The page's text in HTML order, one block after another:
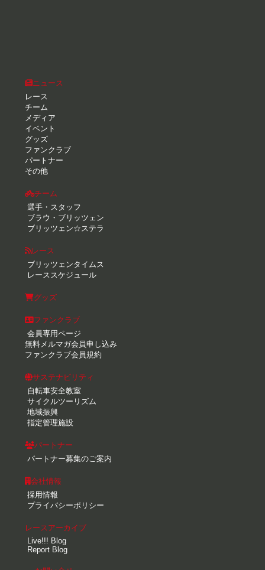
ニュース
レース
チーム
メディア
イベント
グッズ
ファンクラブ
パートナー
その他
チーム
選手・スタッフ
ブラウ・ブリッツェン
ブリッツェン☆ステラ
レース
ブリッツェンタイムス
レーススケジュール
グッズ
ファンクラブ
会員専用ページ
無料メルマガ会員申し込み
ファンクラブ会員規約
サステナビリティ
自転車安全教室
サイクルツーリズム
地域振興
指定管理施設
パートナー
パートナー募集のご案内
会社情報
採用情報
プライバシーポリシー
レースアーカイブ
Live!!! Blog
Report Blog